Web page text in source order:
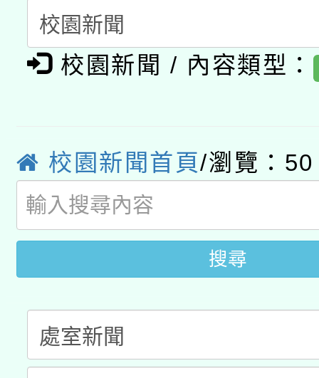
「數位內容與教學軟體
pilot」
有關大陸委員會函釋公
轉知經濟部水利署委託
用水績優單位及節水達
動」
桃園市孔廟祈福系列
開 智慧啟航」
2026年桃園地景藝術
校園新聞 / 內容類型：
校園新聞首頁/瀏覽：50
搜尋